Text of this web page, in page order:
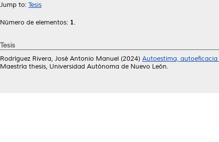
Jump to: Tesis
Número de elementos: 1.
Tesis
Rodríguez Rivera, José Antonio Manuel (2024) Autoestima,
Maestría thesis, Universidad Autónoma de Nuevo León.